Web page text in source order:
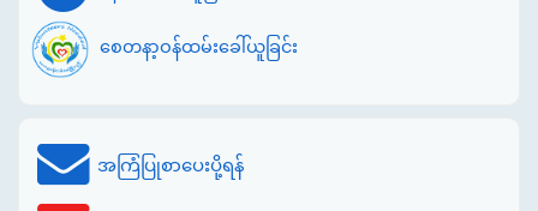
စေတနာ့ဝန်ထမ်းခေါ်ယူခြင်း
အကြံပြုစာပေးပို့ရန်